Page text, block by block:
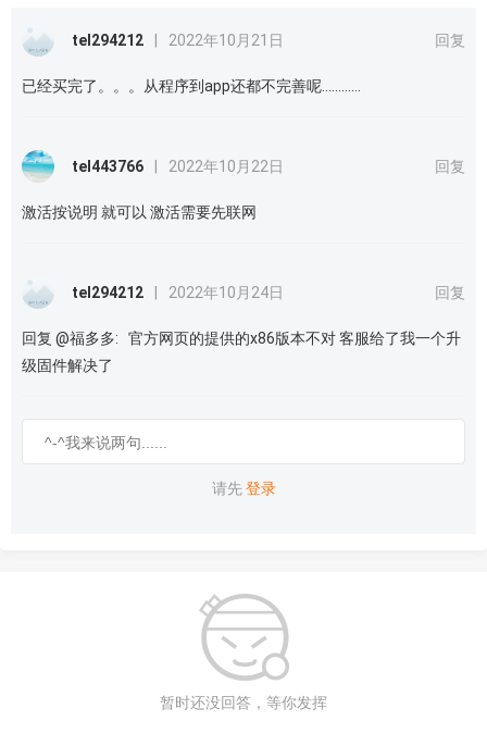
tel294212 | 2022年10月21日 回复
已经买完了。。。从程序到app还都不完善呢…………
tel443766 | 2022年10月22日 回复
激活按说明 就可以 激活需要先联网
tel294212 | 2022年10月24日 回复
回复 @福多多: 官方网页的提供的x86版本不对 客服给了我一个升
级固件解决了
请先登录
暂时还没回答，等你发挥